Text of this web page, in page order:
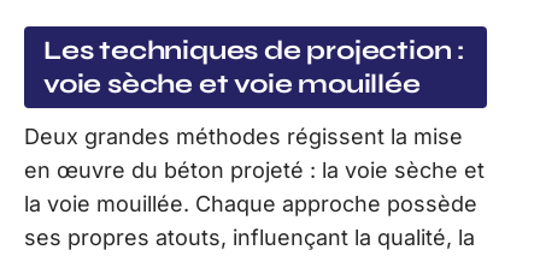
Les techniques de projection :
voie sèche et voie mouillée
Deux grandes méthodes régissent la mise
en œuvre du béton projeté : la voie sèche et
la voie mouillée. Chaque approche possède
ses propres atouts, influençant la qualité, la